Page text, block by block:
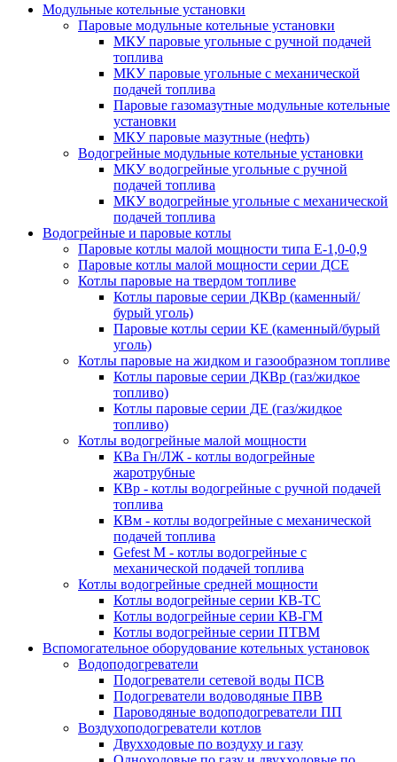
Модульные котельные установки
Паровые модульные котельные установки
МКУ паровые угольные с ручной подачей
топлива
МКУ паровые угольные с механической
подачей топлива
Паровые газомазутные модульные котельные
установки
МКУ паровые мазутные (нефть)
Водогрейные модульные котельные установки
МКУ водогрейные угольные с ручной
подачей топлива
МКУ водогрейные угольные с механической
подачей топлива
Водогрейные и паровые котлы
Паровые котлы малой мощности типа Е-1,0-0,9
Паровые котлы малой мощности серии ДСЕ
Котлы паровые на твердом топливе
Котлы паровые серии ДКВр (каменный/
бурый уголь)
Паровые котлы серии КЕ (каменный/бурый
уголь)
Котлы паровые на жидком и газообразном топливе
Котлы паровые серии ДКВр (газ/жидкое
топливо)
Котлы паровые серии ДЕ (газ/жидкое
топливо)
Котлы водогрейные малой мощности
КВа Гн/ЛЖ - котлы водогрейные
жаротрубные
КВр - котлы водогрейные с ручной подачей
топлива
КВм - котлы водогрейные с механической
подачей топлива
Gefest M - котлы водогрейные с
механической подачей топлива
Котлы водогрейные средней мощности
Котлы водогрейные серии КВ-ТС
Котлы водогрейные серии КВ-ГМ
Котлы водогрейные серии ПТВМ
Вспомогательное оборудование котельных установок
Водоподогреватели
Подогреватели сетевой воды ПСВ
Подогреватели водоводяные ПВВ
Пароводяные водоподогреватели ПП
Воздухоподогреватели котлов
Двухходовые по воздуху и газу